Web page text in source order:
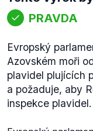
PRAVDA
Evropský
Azovském moři
plavidel plujících
a požaduje, aby
inspekce plavidel.